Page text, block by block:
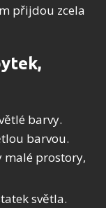
přijdou zcela
barvy.
barvou.
malé prostory,
světla.